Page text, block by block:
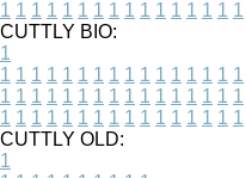
1 1 1 1 1 1 1 1 1 1 1 1 1 1 1 1
CUTTLY BIO:
1
1 1 1 1 1 1 1 1 1 1 1 1 1 1 1 1
1 1 1 1 1 1 1 1 1 1 1 1 1 1 1 1
1 1 1 1 1 1 1 1 1 1 1 1 1 1 1 1
CUTTLY OLD:
1